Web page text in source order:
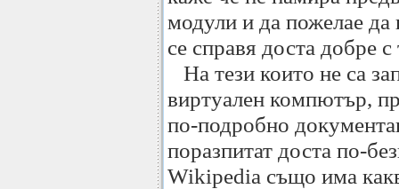
модули и да пожелае
се справя доста добре с
На тези които не са
виртуален компютър,
по-подробно
поразпитат доста по-
Wikipedia също има